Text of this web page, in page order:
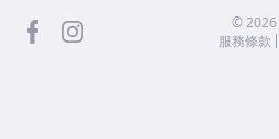
facebook ©2026
服務條款